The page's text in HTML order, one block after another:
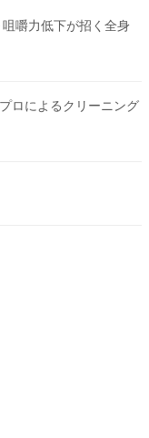
嚼力低下が招く全身
ロによるクリーニング